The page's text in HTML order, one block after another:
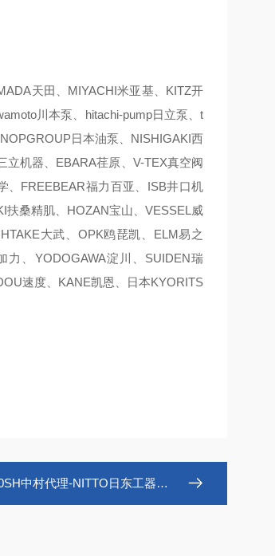
天田、MIYACHI米亚基、KITZ开
川本泵、hitachi-pump日立泵、t
日本油泵、NISHIGAKI西
立机器、EBARA荏原、V-TEX真空阀
、FREEBEAR福力百亚、ISB井口机
扶桑精肌、HOZAN宝山、VESSEL威
大武、OPK鸥琵凯、ELM易之
力、YODOGAWA淀川、SUIDEN瑞
速度、KANE凯恩、日本KYORITS
中村代理-NITTO日东工器低压用快速接头